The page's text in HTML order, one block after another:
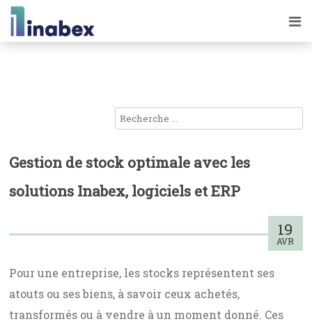
Gestion de stock optimale avec les
solutions Inabex, logiciels et ERP
19
AVR
Pour une entreprise, les stocks représentent ses
atouts ou ses biens, à savoir ceux achetés,
transformés ou à vendre à un moment donné. Ces